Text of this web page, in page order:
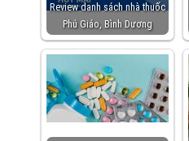
Review danh sách nhà thuốc
Phú Giáo, Bình Dương